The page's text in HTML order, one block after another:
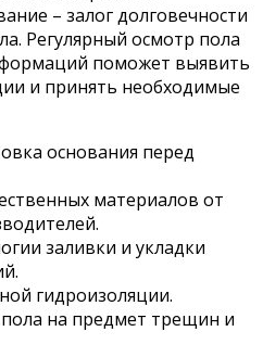
– залог долговечности
Регулярный осмотр пола
поможет выявить
и принять необходимые
основания перед
материалов от
заливки и укладки
гидроизоляции.
на предмет трещин и